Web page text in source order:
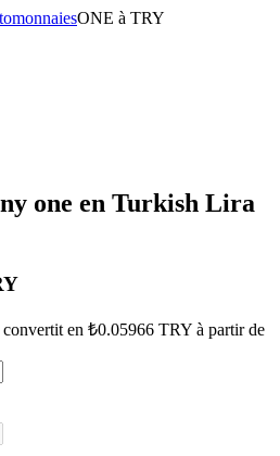
comme garantie
ONE à TRY
one en Turkish Lira
en ₺0.05966 TRY à partir de